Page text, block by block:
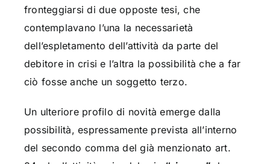
fronteggiarsi di due opposte tesi, che
contemplavano l’una la necessarietà
dell’espletamento dell’attività da parte del
debitore in crisi e l’altra la possibilità che a far
ciò fosse anche un soggetto terzo.
Un ulteriore profilo di novità emerge dalla
possibilità, espressamente prevista all’interno
del secondo comma del già menzionato art.